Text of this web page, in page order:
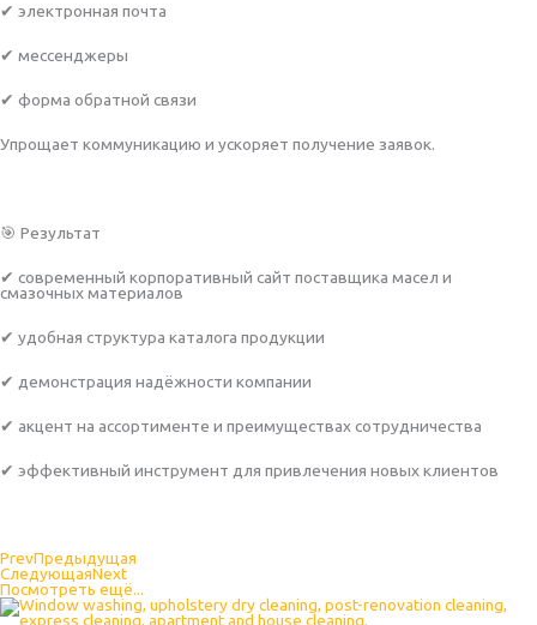
✔ электронная почта
✔ мессенджеры
✔ форма обратной связи
Упрощает коммуникацию и ускоряет получение заявок.
🎯 Результат
✔ современный корпоративный сайт поставщика масел и
смазочных материалов
✔ удобная структура каталога продукции
✔ демонстрация надёжности компании
✔ акцент на ассортименте и преимуществах сотрудничества
✔ эффективный инструмент для привлечения новых клиентов
PrevПредыдущая
СледующаяNext
Посмотреть ещё...